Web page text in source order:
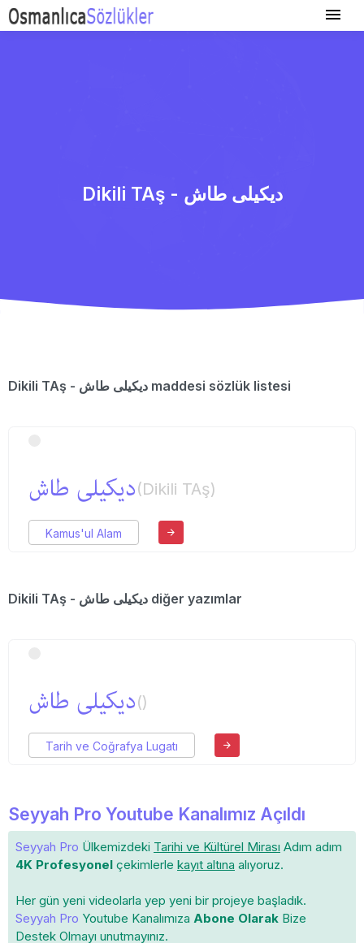
Dikili TAş - دیكیلی طاش
Dikili TAş - دیكیلی طاش maddesi sözlük listesi
دیكیلی طاش(Dikili TAş)
Kamus'ul Alam
Dikili TAş - دیكیلی طاش diğer yazımlar
دیكیلی طاش()
Tarih ve Coğrafya Lugatı
Seyyah Pro Youtube Kanalımız Açıldı
Seyyah Pro Ülkemizdeki Tarihi ve Kültürel Mirası Adım adım
4K Profesyonel çekimlerle kayıt altına alıyoruz.
Her gün yeni videolarla yep yeni bir projeye başladık.
Seyyah Pro Youtube Kanalımıza Abone Olarak Bize
Destek Olmayı unutmayınız.